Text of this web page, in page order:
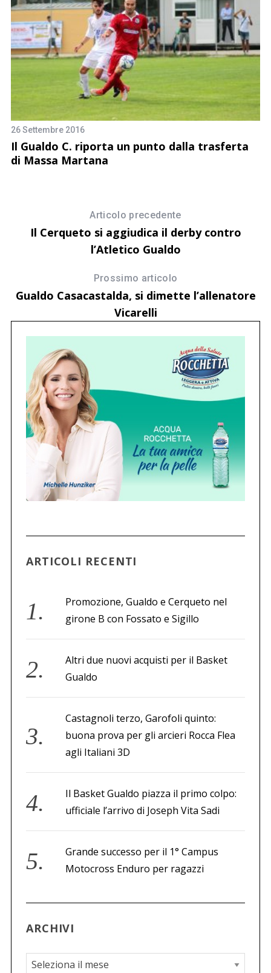
26 Settembre 2016
Il Gualdo C. riporta un punto dalla trasferta
di Massa Martana
Articolo precedente
Il Cerqueto si aggiudica il derby contro
l’Atletico Gualdo
Prossimo articolo
Gualdo Casacastalda, si dimette l’allenatore
Vicarelli
ARTICOLI RECENTI
Promozione, Gualdo e Cerqueto nel
girone B con Fossato e Sigillo
Altri due nuovi acquisti per il Basket
Gualdo
Castagnoli terzo, Garofoli quinto:
buona prova per gli arcieri Rocca Flea
agli Italiani 3D
Il Basket Gualdo piazza il primo colpo:
ufficiale l’arrivo di Joseph Vita Sadi
Grande successo per il 1° Campus
Motocross Enduro per ragazzi
ARCHIVI
A